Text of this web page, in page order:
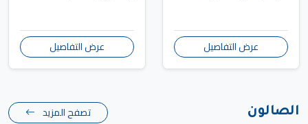
عرض التفاصيل عرض التفاصيل
الصالون تصفح المزيد